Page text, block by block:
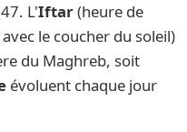
L'Iftar(heure de
le coucher du soleil)
du Maghreb, soit
évoluent chaque jour